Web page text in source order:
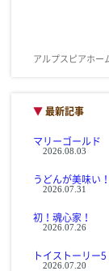
アルプスピアホー
▼最新記事
マリーゴールド
2026.08.03
うどんが美味い！
2026.07.31
初！魂心家！
2026.07.26
トイストーリー5
2026.07.20